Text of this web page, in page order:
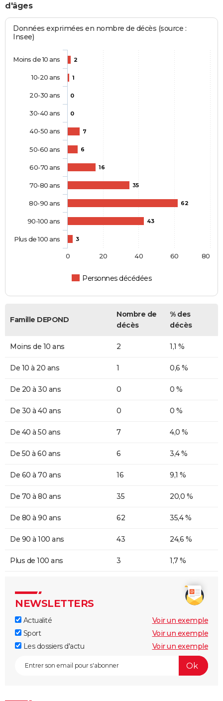
d'âges
Données exprimées en nombre de décès (source :
Insee)
2
1
0
0
7
6
16
35
62
43
3
Personnes décédées
Moins de 10 ans
10-20 ans
20-30 ans
30-40 ans
40-50 ans
50-60 ans
60-70 ans
70-80 ans
80-90 ans
90-100 ans
Plus de 100 ans
0 20 40 60 80
Famille DEPOND
Nombre de
décès
% des
décès
Moins de 10 ans 2 1,1 %
De 10 à 20 ans 1 0,6 %
De 20 à 30 ans 0 0 %
De 30 à 40 ans 0 0 %
De 40 à 50 ans 7 4,0 %
De 50 à 60 ans 6 3,4 %
De 60 à 70 ans 16 9,1 %
De 70 à 80 ans 35 20,0 %
De 80 à 90 ans 62 35,4 %
De 90 à 100 ans 43 24,6 %
Plus de 100 ans 3 1,7 %
NEWSLETTERS
Actualité
Voir un exemple
Sport
Voir un exemple
Les dossiers d'actu
Voir un exemple